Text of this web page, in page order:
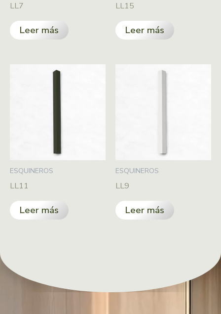
LL7
Leer más
LL15
Leer más
ESQUINEROS
LL11
Leer más
ESQUINEROS
LL9
Leer más